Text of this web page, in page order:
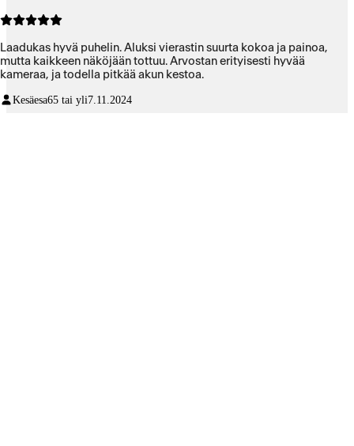
Laadukas hyvä puhelin. Aluksi vierastin suurta kokoa ja painoa,
mutta kaikkeen näköjään tottuu. Arvostan erityisesti hyvää
kameraa, ja todella pitkää akun kestoa.
Kesäesa65 tai yli7.11.2024